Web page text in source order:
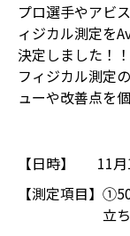
プロ選手やアビ
ィジカル測定を
決定しました！！
フィジカル測定
ューや改善点を
【日時】
11
【測定項目】
立